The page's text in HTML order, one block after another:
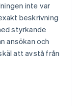
inte var
beskrivning
styrkande
ansökan och
att avstå från